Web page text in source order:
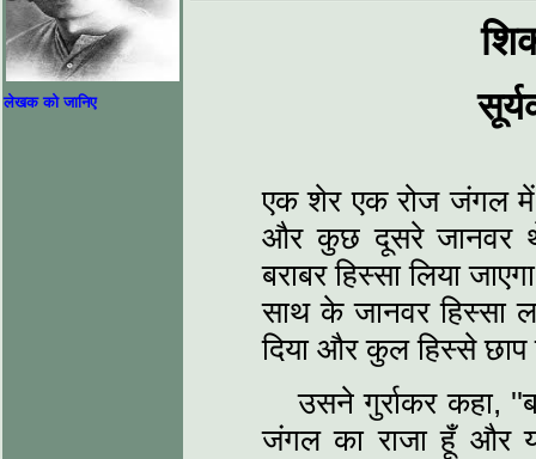
लेखक को जानिए
एक शेर एक रोज जंगल
और कुछ दूसरे जानवर
बराबर हिस्‍सा लिया
साथ के जानवर
दिया और कुल हिस्‍से छाप
उसने गुर्राकर कहा,
जंगल का राजा हूँ और